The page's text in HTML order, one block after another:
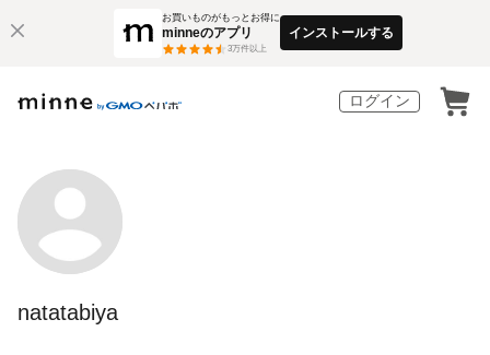
お買いものがもっとお得に
minneのアプリ
3万件以上
インストールする
ログイン
natatabiya